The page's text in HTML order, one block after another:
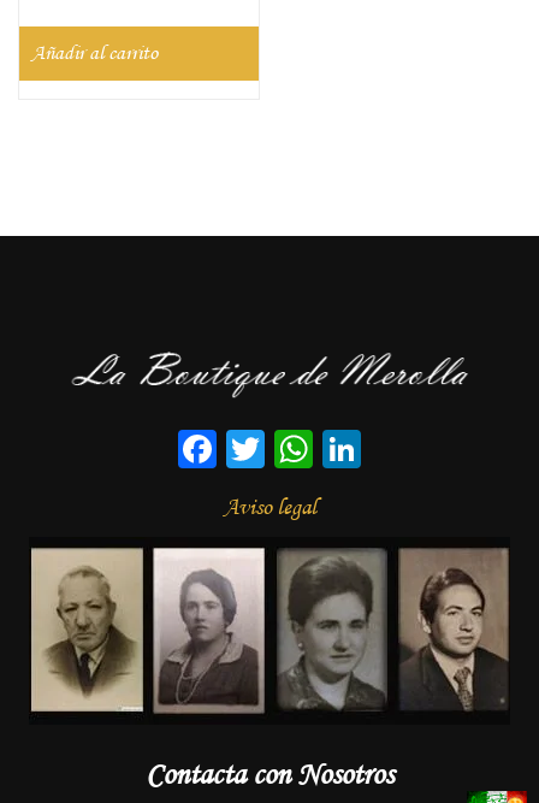
Añadir al carrito
Facebook
TwitterWhatsApp
Aviso legal
Contacta con Nosotros